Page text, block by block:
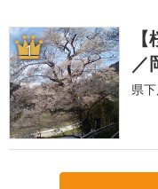
1
／
県